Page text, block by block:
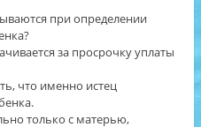
при определении
за просрочку уплаты
что именно истец
только с матерью,